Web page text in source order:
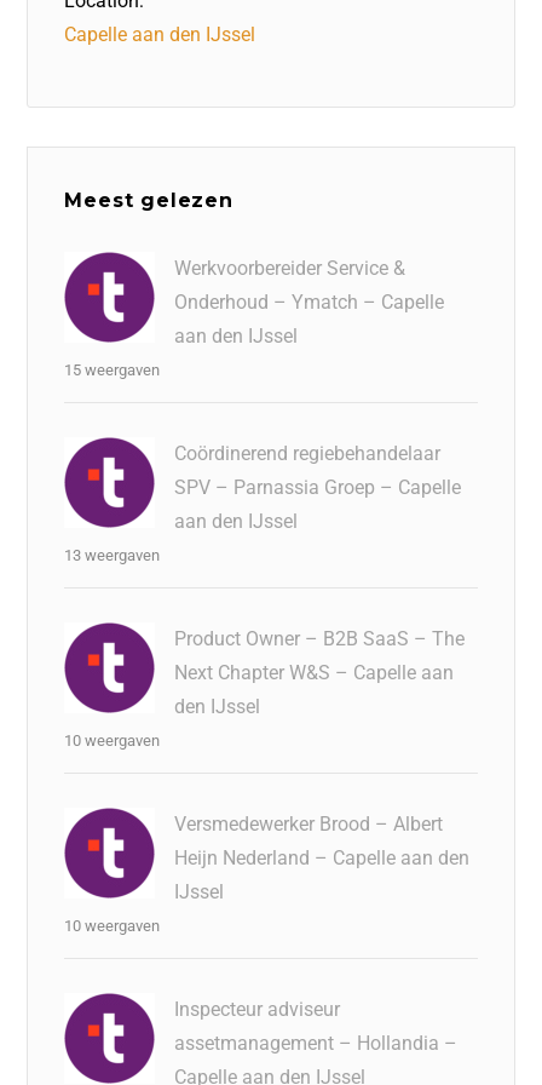
Capelle aan den IJssel
Meest gelezen
Werkvoorbereider Service &
Onderhoud – Ymatch – Capelle
aan den IJssel
15 weergaven
Coördinerend regiebehandelaar
SPV – Parnassia Groep – Capelle
aan den IJssel
13 weergaven
Product Owner – B2B SaaS – The
Next Chapter W&S – Capelle aan
den IJssel
10 weergaven
Versmedewerker Brood – Albert
Heijn Nederland – Capelle aan den
IJssel
10 weergaven
Inspecteur adviseur
assetmanagement – Hollandia –
Capelle aan den IJssel